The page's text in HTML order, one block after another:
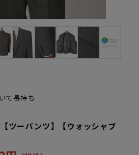
て長持ち
ツーパンツ】【ウォッシャブ